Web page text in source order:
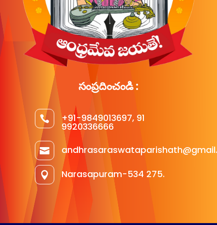
సంప్రదించండి :
 +91-9849013697, 91
9920336666

 Narasapuram-534 275.